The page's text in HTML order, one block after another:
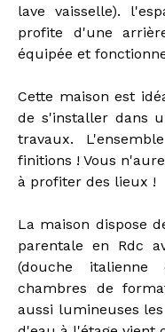
lave vaisselle).
profite d'une
équipée et
Cette maison est
de s'installer dans
travaux.
finitions ! Vous
à profiter des lieux !
La maison dispose
parentale en Rdc
(douche
chambres de
aussi lumineuses